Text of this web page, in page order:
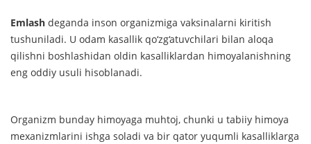
Emlash deganda inson organizmiga vaksinalarni kiritish
tushuniladi. U odam kasallik qo‘zg‘atuvchilari bilan aloqa
qilishni boshlashidan oldin kasalliklardan himoyalanishning
eng oddiy usuli hisoblanadi.
Organizm bunday himoyaga muhtoj, chunki u tabiiy himoya
mexanizmlarini ishga soladi va bir qator yuqumli kasalliklarga